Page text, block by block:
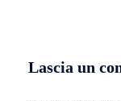
Lascia un